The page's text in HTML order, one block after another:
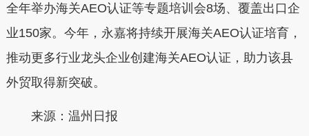
全年举办海关AEO认证等专题培训会8场、覆盖出口企
业150家。今年，永嘉将持续开展海关AEO认证培育，
推动更多行业龙头企业创建海关AEO认证，助力该县
外贸取得新突破。
来源：温州日报